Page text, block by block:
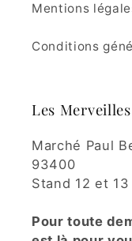
Mentions
Conditions
Les
Marché Paul
93400
Stand 12 et 13
Pour toute